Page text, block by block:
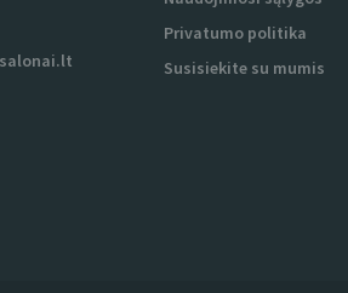
Privatumo politika
Susisiekite su mumis